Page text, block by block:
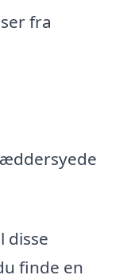
fra
disse
finde en